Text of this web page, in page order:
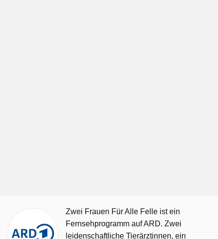
Zwei Frauen Für Alle Felle ist ein
Fernsehprogramm auf ARD. Zwei
leidenschaftliche Tierärztinnen, ein